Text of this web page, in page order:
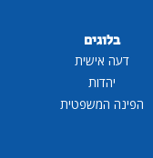
בלוגים
דעה אישית
יהדות
הפינה המשפטית